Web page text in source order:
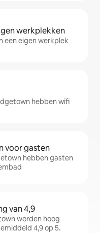
werkplekken
een eigen werkplek
hebben wifi
voor gasten
hebben gasten
van 4,9
worden hoog
4,9 op 5.